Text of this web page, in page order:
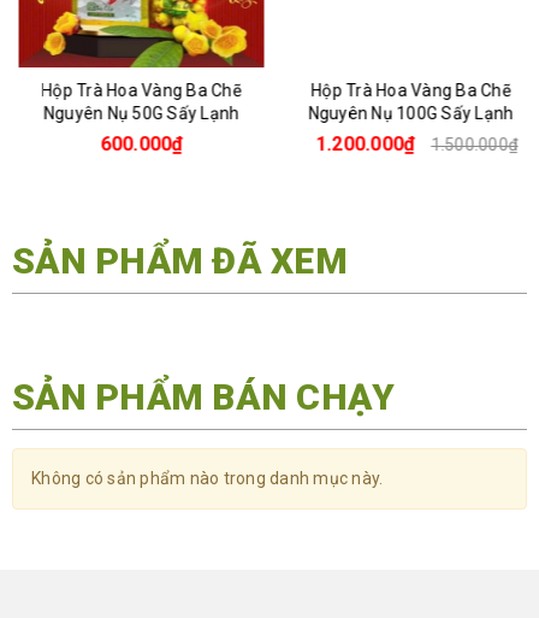
Hộp Trà Hoa Vàng Ba Chẽ
Nguyên Nụ 50G Sấy Lạnh
600.000₫
Hộp Trà Hoa Vàng Ba Chẽ
Nguyên Nụ 100G Sấy Lạnh
1.200.000₫ 1.500.000₫
SẢN PHẨM ĐÃ XEM
SẢN PHẨM BÁN CHẠY
Không có sản phẩm nào trong danh mục này.